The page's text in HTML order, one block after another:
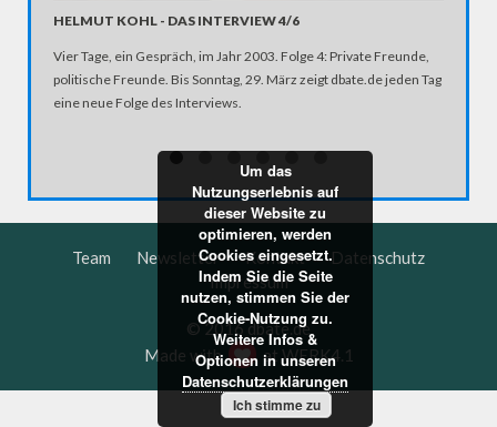
HELMUT KOHL - DAS INTERVIEW 4/6
Vier Tage, ein Gespräch, im Jahr 2003. Folge 4: Private Freunde,
politische Freunde. Bis Sonntag, 29. März zeigt dbate.de jeden Tag
eine neue Folge des Interviews.
Team Newsletter Kontakt
Datenschutz
Impressum
© 2016 dbate.de
Made with
atWERK4.1
Um das
Nutzungserlebnis auf
dieser Website zu
optimieren, werden
Cookies eingesetzt.
Indem Sie die Seite
nutzen, stimmen Sie der
Cookie-Nutzung zu.
Weitere Infos &
Optionen in unseren
Datenschutzerklärungen
Ich stimme zu